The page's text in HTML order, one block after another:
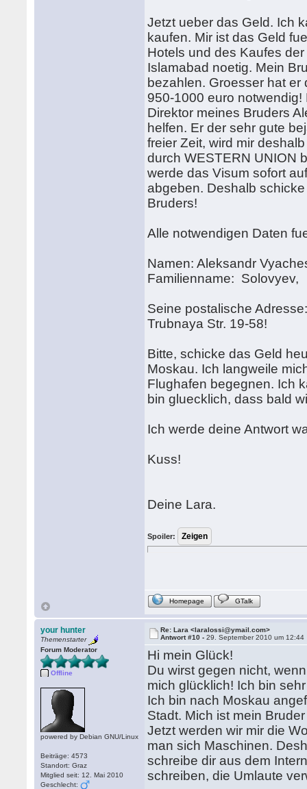
Jetzt ueber das Geld. Ich
kaufen. Mir ist das Geld
Hotels und des Kaufes
Islamabad noetig. Mein
bezahlen. Groesser hat
950-1000 euro
Direktor meines Bruders
helfen. Er der sehr gute
freier Zeit, wird mir
durch WESTERN UNION
werde das Visum sofort
abgeben. Deshalb
Bruders!
Alle notwendigen Daten
Namen: Aleksandr
Familienname: Solovyev,
Seine postalische
Trubnaya Str. 19-58!
Bitte, schicke das Geld
Moskau. Ich langweile
Flughafen begegnen. Ich
bin gluecklich, dass bald
Ich werde deine Antwort
Kuss!
Deine Lara.
Spoiler:
Homepage GTalk
your hunter
Themenstarter
Forum Moderator
Offline
powered by Debian GNU/Linux
Beiträge: 4573
Standort: Graz
Mitglied seit: 12. Mai 2010
Geschlecht:
Re: Lara <laralossi@ymail.com>
Antwort #10 -29. September 2010 um 12:44
Hi mein Glück!
Du wirst gegen nicht,
mich glücklich! Ich bin
Ich bin nach Moskau
Stadt. Mich ist mein
Jetzt werden wir mir die
man sich Maschinen.
schreibe dir aus dem
schreiben, die Umlaute